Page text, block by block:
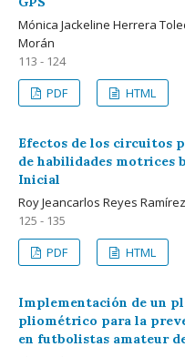
Mónica Jackeline Herrera
Morán
113 - 124
PDF
HTML
Efectos de los circuitos
de habilidades motrices
Inicial
Roy Jeancarlos Reyes
125 - 135
PDF
HTML
Implementación de un
pliométrico para la
en futbolistas amateur